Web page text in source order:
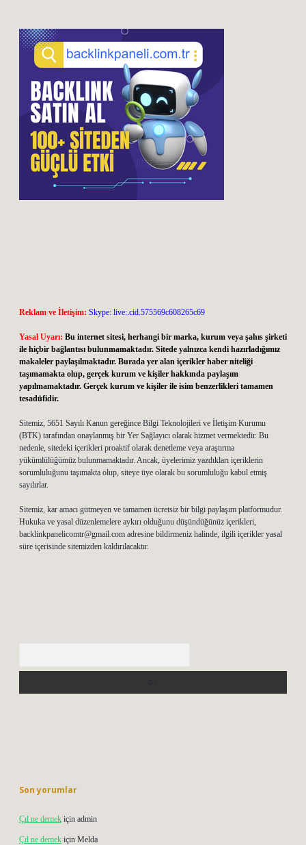
Reklam ve İletişim: Skype: live:.cid.575569c608265c69
Yasal Uyarı: Bu internet sitesi, herhangi bir marka, kurum veya şahıs şirketi
ile hiçbir bağlantısı bulunmamaktadır. Sitede yalnızca kendi hazırladığımız
makaleler paylaşılmaktadır. Burada yer alan içerikler haber niteliği
taşımamakta olup, gerçek kurum ve kişiler hakkında paylaşım
yapılmamaktadır. Gerçek kurum ve kişiler ile isim benzerlikleri tamamen
tesadüfidir.
Sitemiz, 5651 Sayılı Kanun gereğince Bilgi Teknolojileri ve İletişim Kurumu
(BTK) tarafından onaylanmış bir Yer Sağlayıcı olarak hizmet vermektedir. Bu
nedenle, sitedeki içerikleri proaktif olarak denetleme veya araştırma
yükümlülüğümüz bulunmamaktadır. Ancak, üyelerimiz yazdıkları içeriklerin
sorumluluğunu taşımakta olup, siteye üye olarak bu sorumluluğu kabul etmiş
sayılırlar.
Sitemiz, kar amacı gütmeyen ve tamamen ücretsiz bir bilgi paylaşım platformudur.
Hukuka ve yasal düzenlemelere aykırı olduğunu düşündüğünüz içerikleri,
backlinkpanelicomtr@gmail.com adresine bildirmeniz halinde, ilgili içerikler yasal
süre içerisinde sitemizden kaldırılacaktır.
Son yorumlar
Çıl ne demek için admin
Çıl ne demek için Melda